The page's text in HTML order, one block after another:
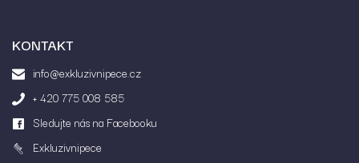
KONTAKT
info@exkluzivnipece.cz
+ 420 775 008 585
Sledujte nás na Facebooku
Exkluzivnipece